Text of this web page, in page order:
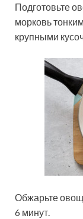
Подготовьте
морковь
крупными
Обжарьте
6 минут.